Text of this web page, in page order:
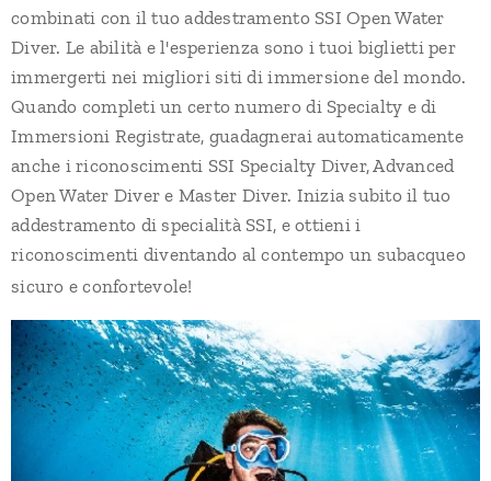
combinati con il tuo addestramento SSI Open Water
Diver. Le abilità e l'esperienza sono i tuoi biglietti per
immergerti nei migliori siti di immersione del mondo.
Quando completi un certo numero di Specialty e di
Immersioni Registrate, guadagnerai automaticamente
anche i riconoscimenti SSI Specialty Diver, Advanced
Open Water Diver e Master Diver. Inizia subito il tuo
addestramento di specialità SSI, e ottieni i
riconoscimenti diventando al contempo un subacqueo
sicuro e confortevole!